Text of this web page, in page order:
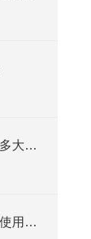
实验室废水处理设备到底有多大的本事？
实验室酸碱废水处理设备的使用可提高生态环保